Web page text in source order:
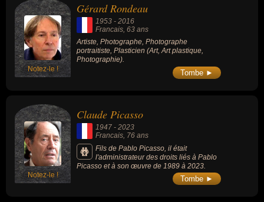
Il introduisit en France l’usage des plaques
au collodion humide, permettant des temps
de pose rapides.
Notez-le !
Gérard Rondeau
1953 - 2016
Francais , 63 ans
Artiste, Photographe, Photographe
portraitiste, Plasticien (Art, Art plastique,
Photographie).
Tombe ►
Notez-le !
Claude Picasso
1947 - 2023
Francais, 76 ans
Fils de Pablo Picasso, il était
l'administrateur des droits liés à Pablo
Picasso et à son œuvre de 1989 à 2023.
Tombe ►